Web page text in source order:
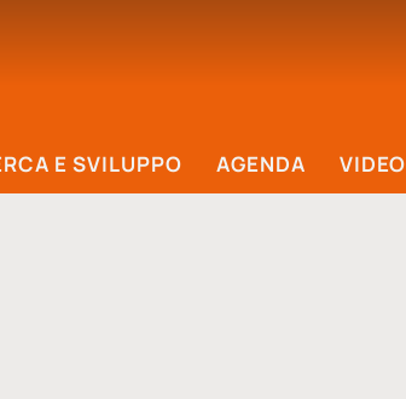
E SVILUPPO AGENDA VIDEO